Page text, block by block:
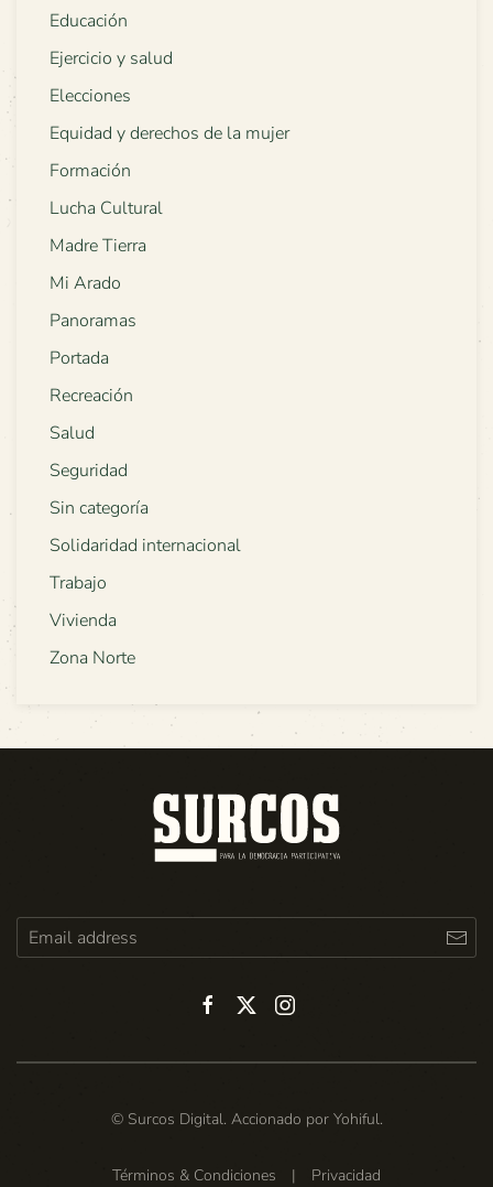
Educación
Ejercicio y salud
Elecciones
Equidad y derechos de la mujer
Formación
Lucha Cultural
Madre Tierra
Mi Arado
Panoramas
Portada
Recreación
Salud
Seguridad
Sin categoría
Solidaridad internacional
Trabajo
Vivienda
Zona Norte
© Surcos Digital. Accionado por Yohiful.
Términos & Condiciones | Privacidad